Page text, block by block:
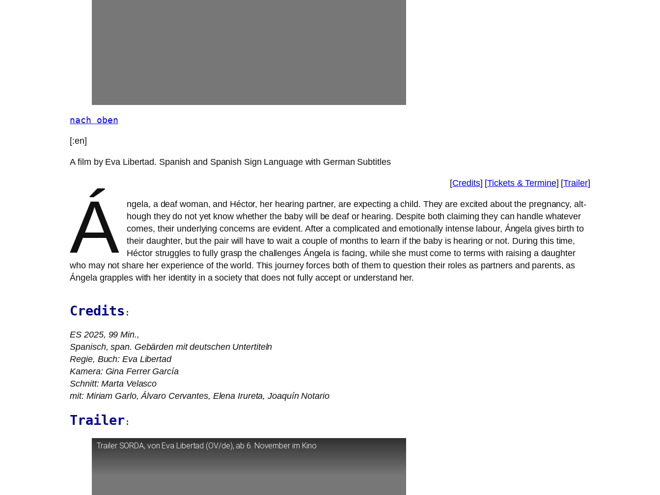
nach oben
[:en]
A film by Eva Libertad. Spanish and Spanish Sign Language with German Subtitles
[Credits] [Tickets &Termine] [Trailer]
Á
ngela, a deaf woman, and Héctor, her hea­ring part­ner, are expec­ting a child. They are exci­ted about the pregnan­cy, alt­
hough they do not yet know whe­ther the baby will be deaf or hea­ring. Despite both clai­ming they can hand­le wha­te­ver
comes, their under­ly­ing con­cerns are evi­dent. After a com­pli­ca­ted and emo­tio­nal­ly inten­se labour, Ángela gives birth to
their daugh­ter, but the pair will have to wait a cou­ple of months to learn if the baby is hea­ring or not. During this time,
Héctor strug­gles to ful­ly grasp the chal­lenges Ángela is facing, while she must come to terms with rai­sing a daugh­ter
who may not share her expe­ri­ence of the world. This jour­ney forces both of them to ques­ti­on their roles as part­ners and par­ents, as
Ángela grapp­les with her iden­ti­ty in a socie­ty that does not ful­ly accept or under­stand her.
Credits :
ES 2025, 99 Min.,
Spanisch, span. Gebärden mit deut­schen Untertiteln
Regie, Buch: Eva Libertad
Kamera: Gina Ferrer García
Schnitt: Marta Velasco
mit: Miriam Garlo, Álvaro Cervantes, Elena Irureta, Joaquín Notario
Trailer:
Trailer SORDA, von Eva Libertad (OV/de), ab 6. November im Kino